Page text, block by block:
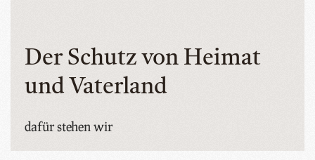
Der Schutz von Heimat
und Vaterland
dafür stehen wir